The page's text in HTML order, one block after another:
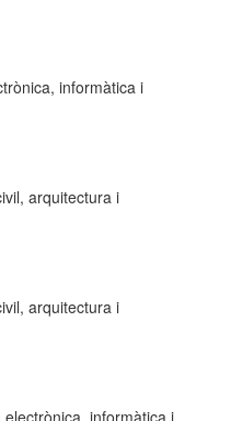
informàtica i
arquitectura i
arquitectura i
informàtica i